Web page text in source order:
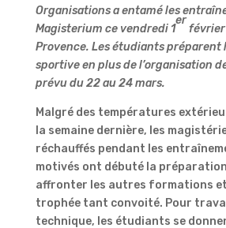
Organisations a entamé les
Magisterium ce vendredi 1
er
Provence. Les étudiants préparent
sportive en plus de l’organisation
prévu du 22 au 24 mars.
Malgré des températures
la semaine dernière, les
réchauffés pendant les
motivés ont débuté la
affronter les autres formations
trophée tant convoité. Pour
technique, les étudiants se